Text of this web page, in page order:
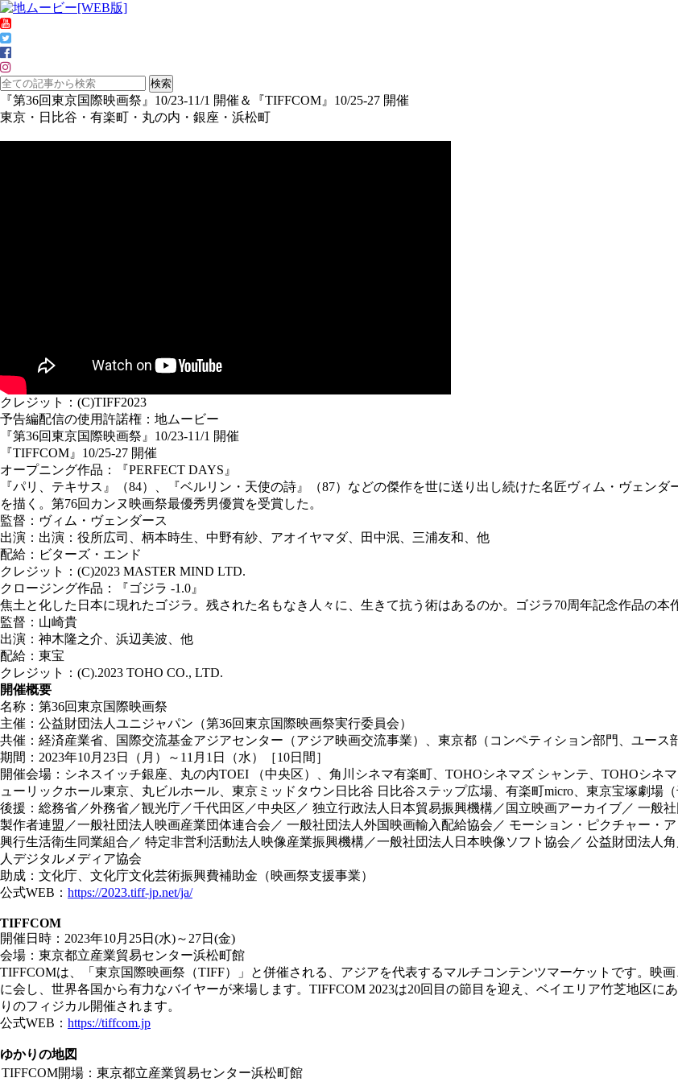
『第36回東京国際映画祭』10/23-11/1 開催＆『TIFFCOM』10/25-27 開催
東京・日比谷・有楽町・丸の内・銀座・浜松町
クレジット：(C)TIFF2023
予告編配信の使用許諾権：地ムービー
『第36回東京国際映画祭』10/23-11/1 開催
『TIFFCOM』10/25-27 開催
オープニング作品：『PERFECT DAYS』
『パリ、テキサス』（84）、『ベルリン・天使の詩』（87）などの傑作を世に送り出し続けた名匠ヴィム・ヴェン
を描く。第76回カンヌ映画祭最優秀男優賞を受賞した。
監督：ヴィム・ヴェンダース
出演：出演：役所広司、柄本時生、中野有紗、アオイヤマダ、田中泯、三浦友和、他
配給：ビターズ・エンド
クレジット：(C)2023 MASTER MIND LTD.
クロージング作品：『ゴジラ -1.0』
焦土と化した日本に現れたゴジラ。残された名もなき人々に、生きて抗う術はあるのか。ゴジラ70周年記念作品の本
監督：山崎貴
出演：神木隆之介、浜辺美波、他
配給：東宝
クレジット：(C).2023 TOHO CO., LTD.
開催概要
名称：第36回東京国際映画祭
主催：公益財団法人ユニジャパン（第36回東京国際映画祭実行委員会）
共催：経済産業省、国際交流基金アジアセンター（アジア映画交流事業）、東京都（コンペティション部門、ユース
期間：2023年10月23日（月）～11月1日（水）［10日間］
開催会場：シネスイッチ銀座、丸の内TOEI （中央区）、角川シネマ有楽町、TOHOシネマズ シャンテ、TOHOシネ
ューリックホール東京、丸ビルホール、東京ミッドタウン日比谷 日比谷ステップ広場、有楽町micro、東京宝塚劇場
後援：総務省／外務省／観光庁／千代田区／中央区／ 独立行政法人日本貿易振興機構／国立映画アーカイブ／ 一般
製作者連盟／一般社団法人映画産業団体連合会／ 一般社団法人外国映画輸入配給協会／ モーション・ピクチャー・
興行生活衛生同業組合／ 特定非営利活動法人映像産業振興機構／一般社団法人日本映像ソフト協会／ 公益財団法人
人デジタルメディア協会
助成：文化庁、文化庁文化芸術振興費補助金（映画祭支援事業）
公式WEB： https://2023.tiff-jp.net/ja/
TIFFCOM
開催日時：2023年10月25日(水)～27日(金)
会場：東京都立産業貿易センター浜松町館
TIFFCOMは、「東京国際映画祭（TIFF）」と併催される、アジアを代表するマルチコンテンツマーケットです。映
に会し、世界各国から有力なバイヤーが来場します。TIFFCOM 2023は20回目の節目を迎え、ベイエリア竹芝地区
りのフィジカル開催されます。
公式WEB： https://tiffcom.jp
ゆかりの地図
TIFFCOM開場：東京都立産業貿易センター浜松町館